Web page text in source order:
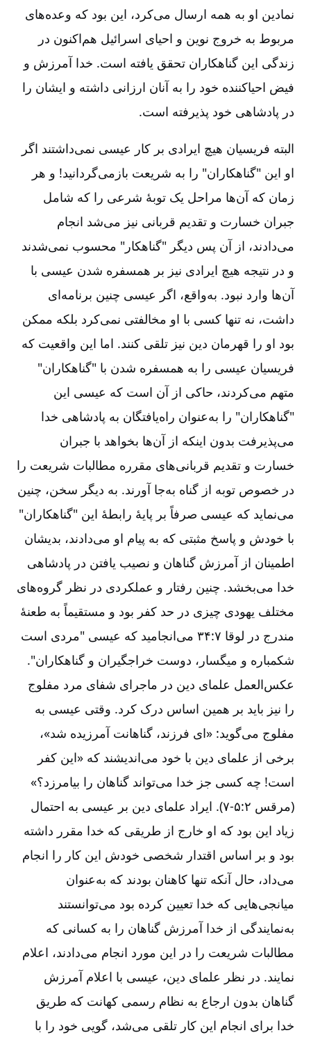
نمادین او به همه ارسال می‌کرد، این بود که وعده‌های
مربوط به خروج نوین و احیای اسرائیل هم‌اکنون در
زندگی این گناهکاران تحقق ‌یافته است. خدا آمرزش و
فیض احیا‌کننده خود را به آنان ارزانی داشته و ایشان را
در پادشاهی خود پذیرفته است.
البته فریسیان هیچ ایرادی بر کار عیسی نمی‌داشتند اگر
او این "گناهکاران" را به شریعت بازمی‌گردانید! و هر
زمان که آن‌ها مراحل یک توبۀ شرعی را که شامل
جبران خسارت و تقدیم قربانی نیز می‌شد انجام
می‌دادند، از آن پس دیگر "گناهکار" محسوب نمی‌شدند
و در نتیجه هیچ ایرادی نیز بر همسفره شدن عیسی با
آن‌ها وارد نبود. به‌واقع، اگر عیسی چنین برنامه‌ای
داشت، نه تنها کسی با او مخالفتی نمی‌کرد بلکه ممکن
بود او را قهرمان دین نیز تلقی کنند. اما این واقعیت که
فریسیان عیسی را به همسفره شدن با "گناهکاران"
متهم می‌کردند، حاکی از آن است که عیسی این
"گناهکاران" را به‌عنوان راه‌یافتگان به پادشاهی خدا
می‌پذیرفت بدون اینکه از آن‌ها بخواهد با جبران
خسارت و تقدیم قربانی‌های مقرره مطالبات شریعت را
در خصوص توبه از گناه به‌جا آورند. به دیگر سخن، چنین
می‌نماید که عیسی صرفاً بر پایۀ رابطۀ این "گناهکاران"
با خودش و پاسخ مثبتی که به پیام او می‌دادند، بدیشان
اطمینان از آمرزش گناهان و نصیب یافتن در پادشاهی
خدا می‌بخشد. چنین رفتار و عملکردی در نظر گروه‌های
مختلف یهودی چیزی در حد کفر بود و مستقیماً به طعنۀ
مندرج در لوقا ۷:‏۳۴ می‌انجامید که عیسی "مردی است
شکمباره و میگسار، دوست خراجگیران و گناهکاران".
عکس‌العمل علمای دین در ماجرای شفای مرد مفلوج
را نیز باید بر همین اساس درک کرد. وقتی عیسی به
مفلوج می‌گوید: «ای فرزند، گناهانت آمرزیده شد»،
برخی از علمای دین با خود می‌اندیشند که «این کفر
است! چه کسی جز خدا می‌تواند گناهان را بیامرزد؟»
(مرقس ۲:‏۵-‏۷). ایراد علمای دین بر عیسی به احتمال
زیاد این بود که او خارج از طریقی که خدا مقرر داشته
بود و بر اساس اقتدار شخصی خودش این کار را انجام
می‌داد، حال آنکه تنها کاهنان بودند که به‌عنوان
میانجی‌هایی که خدا تعیین کرده بود می‌توانستند
به‌نمایندگی از خدا آمرزش گناهان را به کسانی که
مطالبات شریعت را در این مورد انجام می‌دادند، اعلام
نمایند. در نظر علمای دین، عیسی با اعلام آمرزش
گناهان بدون ارجاع به نظام رسمی کهانت که طریق
خدا برای انجام این کار تلقی می‌شد، گویی خود را با